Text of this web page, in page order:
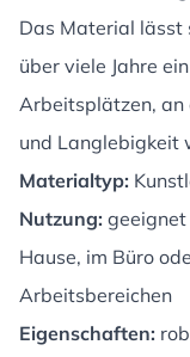
Das Material lässt
über viele Jahre
Arbeitsplätzen, an
und Langlebigkeit
Materialtyp:
Nutzung: geeignet
Hause, im Büro
Arbeitsbereichen
Eigenschaften: